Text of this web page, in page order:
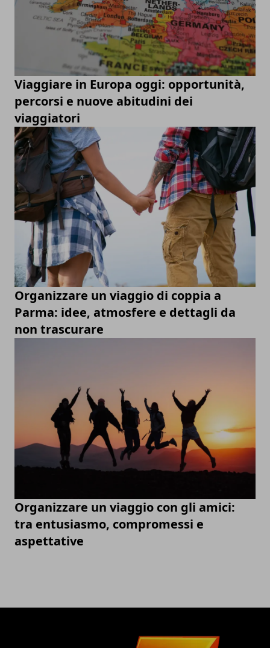
Viaggiare in Europa oggi: opportunità,
percorsi e nuove abitudini dei
viaggiatori
Organizzare un viaggio di coppia a
Parma: idee, atmosfere e dettagli da
non trascurare
Organizzare un viaggio con gli amici:
tra entusiasmo, compromessi e
aspettative